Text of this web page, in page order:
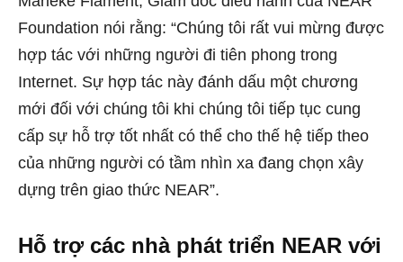
Foundation nói rằng: “Chúng tôi rất vui mừng được
hợp tác với những người đi tiên phong trong
Internet. Sự hợp tác này đánh dấu một chương
mới đối với chúng tôi khi chúng tôi tiếp tục cung
cấp sự hỗ trợ tốt nhất có thể cho thế hệ tiếp theo
của những người có tầm nhìn xa đang chọn xây
dựng trên giao thức NEAR”.
Hỗ trợ các nhà phát triển NEAR với